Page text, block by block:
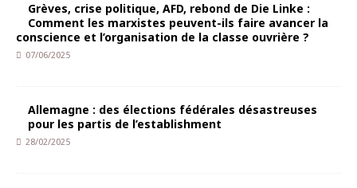
Grèves, crise politique, AFD, rebond de Die Linke :
Comment les marxistes peuvent-ils faire avancer la
conscience et l’organisation de la classe ouvrière ?
07/06/2025
Allemagne : des élections fédérales désastreuses
pour les partis de l’establishment
28/02/2025